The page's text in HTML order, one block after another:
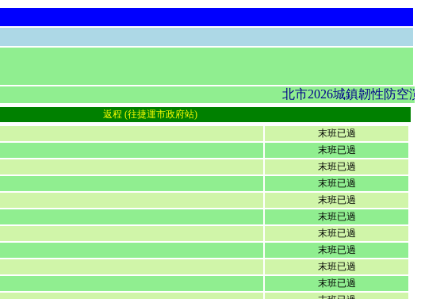
北市2026城鎮韌性防
返程 (往捷運市政府站)
末班已過
末班已過
末班已過
末班已過
末班已過
末班已過
末班已過
末班已過
末班已過
末班已過